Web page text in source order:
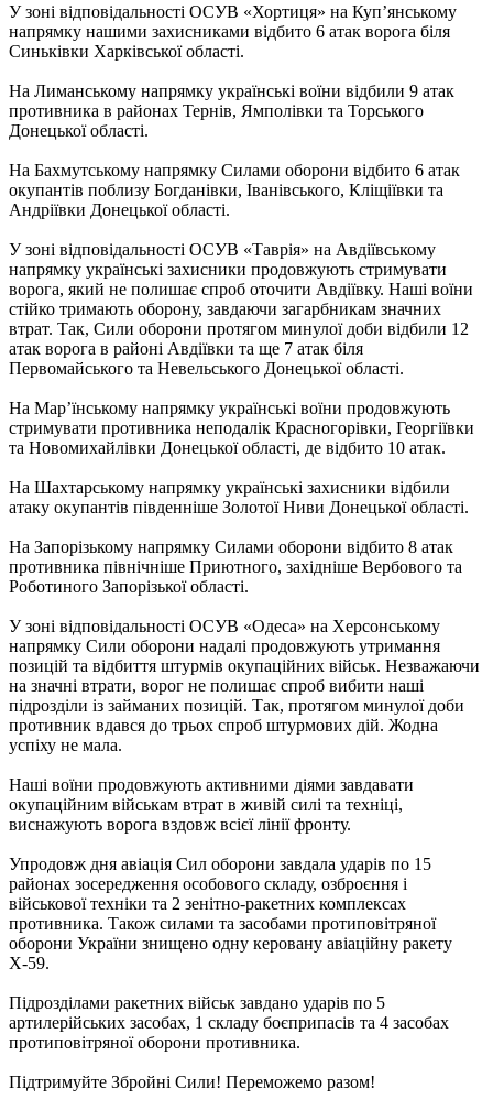
У зоні відповідальності ОСУВ «Хортиця» на Куп’янському
напрямку нашими захисниками відбито 6 атак ворога біля
Синьківки Харківської області.
На Лиманському напрямку українські воїни відбили 9 атак
противника в районах Тернів, Ямполівки та Торського
Донецької області.
На Бахмутському напрямку Силами оборони відбито 6 атак
окупантів поблизу Богданівки, Іванівського, Кліщіївки та
Андріївки Донецької області.
У зоні відповідальності ОСУВ «Таврія» на Авдіївському
напрямку українські захисники продовжують стримувати
ворога, який не полишає спроб оточити Авдіївку. Наші воїни
стійко тримають оборону, завдаючи загарбникам значних
втрат. Так, Сили оборони протягом минулої доби відбили 12
атак ворога в районі Авдіївки та ще 7 атак біля
Первомайського та Невельського Донецької області.
На Мар’їнському напрямку українські воїни продовжують
стримувати противника неподалік Красногорівки, Георгіївки
та Новомихайлівки Донецької області, де відбито 10 атак.
На Шахтарському напрямку українські захисники відбили
атаку окупантів південніше Золотої Ниви Донецької області.
На Запорізькому напрямку Силами оборони відбито 8 атак
противника північніше Приютного, західніше Вербового та
Роботиного Запорізької області.
У зоні відповідальності ОСУВ «Одеса» на Херсонському
напрямку Сили оборони надалі продовжують утримання
позицій та відбиття штурмів окупаційних військ. Незважаючи
на значні втрати, ворог не полишає спроб вибити наші
підрозділи із займаних позицій. Так, протягом минулої доби
противник вдався до трьох спроб штурмових дій. Жодна
успіху не мала.
Наші воїни продовжують активними діями завдавати
окупаційним військам втрат в живій силі та техніці,
виснажують ворога вздовж всієї лінії фронту.
Упродовж дня авіація Сил оборони завдала ударів по 15
районах зосередження особового складу, озброєння і
військової техніки та 2 зенітно-ракетних комплексах
противника. Також силами та засобами протиповітряної
оборони України знищено одну керовану авіаційну ракету
Х-59.
Підрозділами ракетних військ завдано ударів по 5
артилерійських засобах, 1 складу боєприпасів та 4 засобах
протиповітряної оборони противника.
Підтримуйте Збройні Сили! Переможемо разом!